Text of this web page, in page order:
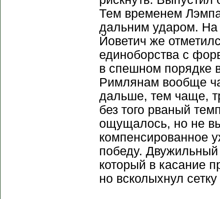
Тем временем
дальним ударом. На
Йоветич же
единоборства с
в спешном порядке
Римлянам вообще
дальше, тем чаще,
без того рваный
ощущалось, но не
компенсированное
победу.
который в касание
но всколыхнул